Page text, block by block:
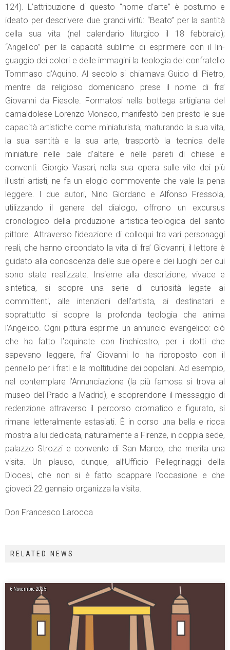
124). L’attribuzione di questo “nome d’arte” è postumo e
ideato per descrivere due grandi virtù: “Beato” per la santità
della sua vita (nel calendario liturgico il 18 febbraio);
“Angelico” per la capacità sublime di esprimere con il lin-
guaggio dei colori e delle immagini la teologia del confratello
Tommaso d’Aquino. Al secolo si chiamava Guido di Pietro,
mentre da religioso domenicano prese il nome di fra’
Giovanni da Fiesole. Formatosi nella bottega artigiana del
camaldolese Lorenzo Monaco, manifestò ben presto le sue
capacità artistiche come miniaturista; maturando la sua vita,
la sua santità e la sua arte, trasportò la tecnica delle
miniature nelle pale d’altare e nelle pareti di chiese e
conventi. Giorgio Vasari, nella sua opera sulle vite dei più
illustri artisti, ne fa un elogio commovente che vale la pena
leggere. I due autori, Nino Giordano e Alfonso Fressola,
utilizzando il genere del dialogo, offrono un excursus
cronologico della produzione artistica-teologica del santo
pittore. Attraverso l’ideazione di colloqui tra vari personaggi
reali, che hanno circondato la vita di fra’ Giovanni, il lettore è
guidato alla conoscenza delle sue opere e dei luoghi per cui
sono state realizzate. Insieme alla descrizione, vivace e
sintetica, si scopre una serie di curiosità legate ai
committenti, alle intenzioni dell’artista, ai destinatari e
soprattutto si scopre la profonda teologia che anima
l’Angelico. Ogni pittura esprime un annuncio evangelico: ciò
che ha fatto l’aquinate con l’inchiostro, per i dotti che
sapevano leggere, fra’ Giovanni lo ha riproposto con il
pennello per i frati e la moltitudine dei popolani. Ad esempio,
nel contemplare l’Annunciazione (la più famosa si trova al
museo del Prado a Madrid), e scoprendone il messaggio di
redenzione attraverso il percorso cromatico e figurato, si
rimane letteralmente estasiati. È in corso una bella e ricca
mostra a lui dedicata, naturalmente a Firenze, in doppia sede,
palazzo Strozzi e convento di San Marco, che merita una
visita. Un plauso, dunque, all’Ufficio Pellegrinaggi della
Diocesi, che non si è fatto scappare l’occasione e che
giovedì 22 gennaio organizza la visita.
Don Francesco Larocca
RELATED NEWS
6 Novembre 2025